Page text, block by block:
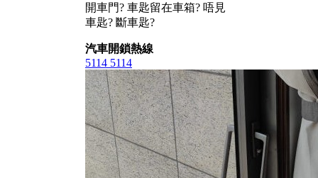
開車門? 車匙留在車箱? 唔見
車匙? 斷車匙?
汽車開鎖熱線
5114 5114